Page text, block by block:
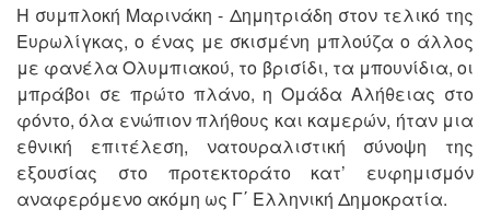
Η συμπλοκή Μαρινάκη - Δημητριάδη στον τελικό της
Ευρωλίγκας, ο ένας με σκισμένη μπλούζα o άλλος
με φανέλα Ολυμπιακού, το βρισίδι, τα μπουνίδια, οι
μπράβοι σε πρώτο πλάνο, η Ομάδα Αλήθειας στο
φόντο, όλα ενώπιον πλήθους και καμερών, ήταν μια
εθνική επιτέλεση, νατουραλιστική σύνοψη της
εξουσίας στο προτεκτοράτο κατ’ ευφημισμόν
αναφερόμενο ακόμη ως Γ΄ Ελληνική Δημοκρατία.